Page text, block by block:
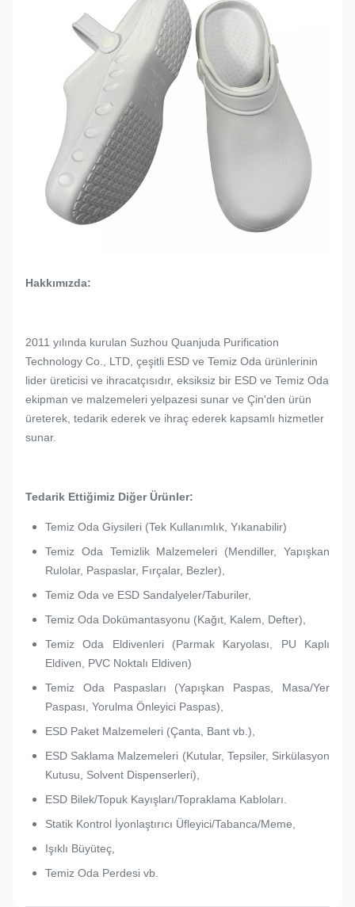
Hakkımızda:
2011 yılında kurulan Suzhou Quanjuda Purification
Technology Co., LTD, çeşitli ESD ve Temiz Oda ürünlerinin
lider üreticisi ve ihracatçısıdır, eksiksiz bir ESD ve Temiz Oda
ekipman ve malzemeleri yelpazesi sunar ve Çin'den ürün
üreterek, tedarik ederek ve ihraç ederek kapsamlı hizmetler
sunar.
Tedarik Ettiğimiz Diğer Ürünler:
Temiz Oda Giysileri (Tek Kullanımlık, Yıkanabilir)
Temiz Oda Temizlik Malzemeleri (Mendiller, Yapışkan
Rulolar, Paspaslar, Fırçalar, Bezler),
Temiz Oda ve ESD Sandalyeler/Taburiler,
Temiz Oda Dokümantasyonu (Kağıt, Kalem, Defter),
Temiz Oda Eldivenleri (Parmak Karyolası, PU Kaplı
Eldiven, PVC Noktalı Eldiven)
Temiz Oda Paspasları (Yapışkan Paspas, Masa/Yer
Paspası, Yorulma Önleyici Paspas),
ESD Paket Malzemeleri (Çanta, Bant vb.),
ESD Saklama Malzemeleri (Kutular, Tepsiler, Sirkülasyon
Kutusu, Solvent Dispenserleri),
ESD Bilek/Topuk Kayışları/Topraklama Kabloları.
Statik Kontrol İyonlaştırıcı Üfleyici/Tabanca/Meme,
Işıklı Büyüteç,
Temiz Oda Perdesi vb.